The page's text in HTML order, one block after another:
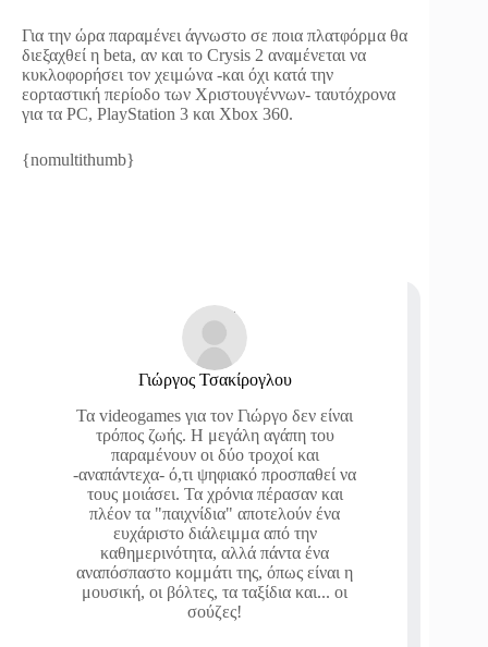
Για την ώρα παραμένει άγνωστο σε ποια πλατφόρμα θα
διεξαχθεί η beta, αν και το Crysis 2 αναμένεται να
κυκλοφορήσει τον χειμώνα -και όχι κατά την
εορταστική περίοδο των Χριστουγέννων- ταυτόχρονα
για τα PC, PlayStation 3 και Xbox 360.
{nomultithumb}
Γιώργος Τσακίρογλου
Τα videogames για τον Γιώργο δεν είναι
τρόπος ζωής. Η μεγάλη αγάπη του
παραμένουν οι δύο τροχοί και
-αναπάντεχα- ό,τι ψηφιακό προσπαθεί να
τους μοιάσει. Τα χρόνια πέρασαν και
πλέον τα "παιχνίδια" αποτελούν ένα
ευχάριστο διάλειμμα από την
καθημερινότητα, αλλά πάντα ένα
αναπόσπαστο κομμάτι της, όπως είναι η
μουσική, οι βόλτες, τα ταξίδια και... οι
σούζες!